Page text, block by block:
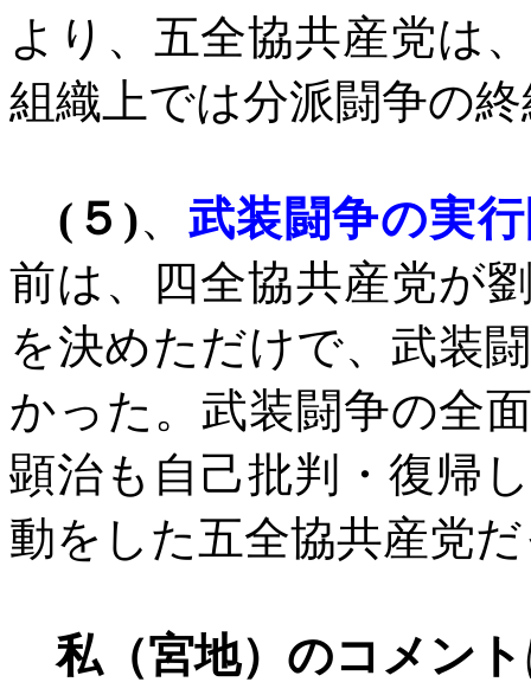
より、五全協共産党は
組織上では分派闘争の
( ５ )、 武装闘争の実
前は、四全協共産党が
を決めただけで、武装
かった。武装闘争の全
顕治も自己批判・復帰
動をした五全協共産党
私（宮地）のコメント